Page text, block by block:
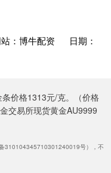
：博牛配资
日期：
价格1313元/克。（价格
交易所现货黄金AU9999
310104345710301240019号），不